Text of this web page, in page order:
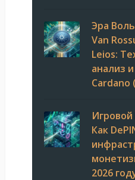
Эра
Van
Leios:
анализ
Cardano
Игровой
Как
2026